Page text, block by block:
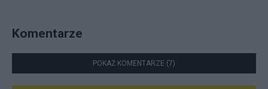
Komentarze
POKAŻ KOMENTARZE (7)